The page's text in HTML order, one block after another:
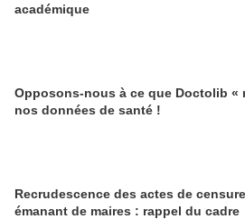
académique
Opposons-nous à ce que Doctolib «
nos données de santé !
Recrudescence des actes de censure
émanant de maires : rappel du cadre